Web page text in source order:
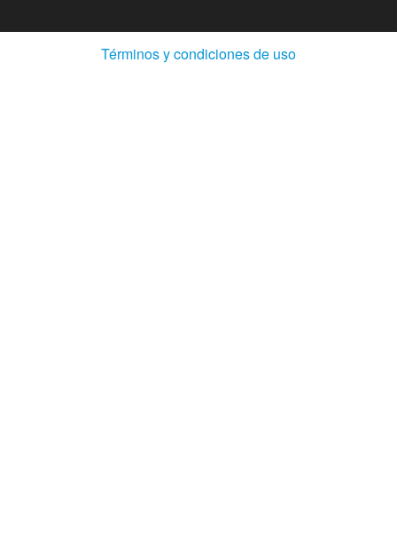
Términos y condiciones de uso(Abre